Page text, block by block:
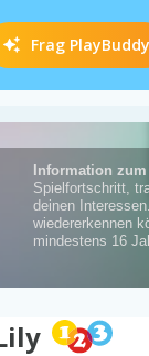
Frag PlayBuddy